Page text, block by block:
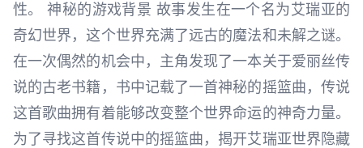
性。 神秘的游戏背景 故事发生在一个名为艾瑞亚的
奇幻世界，这个世界充满了远古的魔法和未解之谜。
在一次偶然的机会中，主角发现了一本关于爱丽丝传
说的古老书籍，书中记载了一首神秘的摇篮曲，传说
这首歌曲拥有着能够改变整个世界命运的神奇力量。
为了寻找这首传说中的摇篮曲，揭开艾瑞亚世界隐藏